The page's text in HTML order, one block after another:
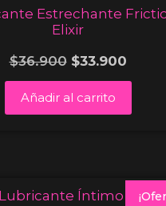
Estrechante
Elixir
$36.900 $33.900
Añadir al carrito